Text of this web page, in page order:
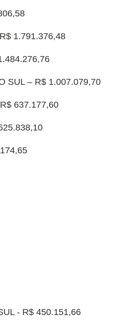
1.791.376,48
SUL – R$ 1.007.079,70
637.177,60
- R$ 450.151,66